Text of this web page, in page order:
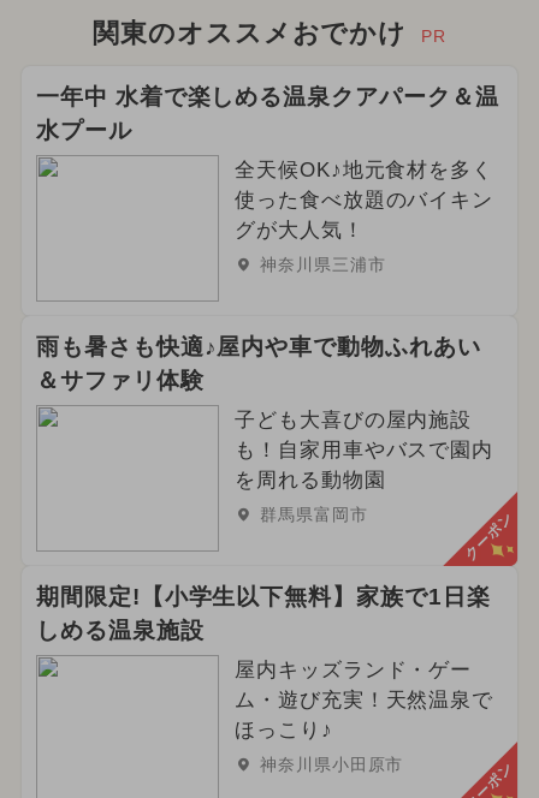
2025年1月のイベント 水遊び
2024年11月のイベント
2025年7月のイベント
2024年12月のイベント
2024年6月のイベント
2025年3月のイベント
夏休み（涼しい）
2025年9月のイベント
2025年10月のイベント お正月
2025年6月のイベント
2025年2月のイベント
2025年5月のイベント 雨の日OK
ワークショップ
関東のオススメおでかけ PR
一年中 水着で楽しめる温泉クアパーク＆温
水プール
全天候OK♪地元食材を多く
使った食べ放題のバイキン
グが大人気！
神奈川県三浦市
雨も暑さも快適♪屋内や車で動物ふれあい
＆サファリ体験
子ども大喜びの屋内施設
も！自家用車やバスで園内
を周れる動物園
群馬県富岡市 クーポン
期間限定!【小学生以下無料】家族で1日楽
しめる温泉施設
屋内キッズランド・ゲー
ム・遊び充実！天然温泉で
ほっこり♪
神奈川県小田原市 クーポン